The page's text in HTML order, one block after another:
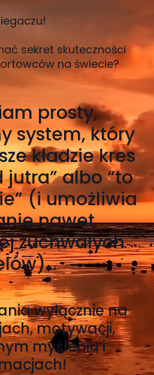
sekret skuteczności
na świecie?
prosty,
system, który
kładzie kres
jutra” albo “to
(i umożliwia
nawet
zuchwałych
wyłącznie na
motywacji,
myśleniu i